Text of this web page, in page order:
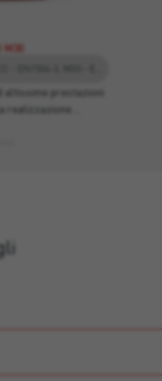
M30
prestazioni
realizzazione…